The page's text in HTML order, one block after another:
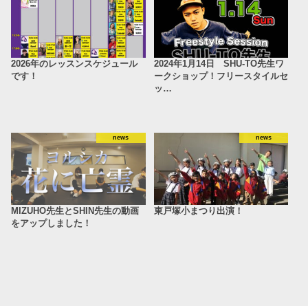
2026年のレッスンスケジュール
です！
2024年1月14日 SHU-TO先生ワ
ークショップ！フリースタイルセ
ッ…
news
MIZUHO先生とSHIN先生の動画
をアップしました！
news
東戸塚小まつり出演！